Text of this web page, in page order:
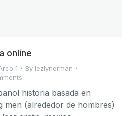
online
1 By lezlynorman
historia basada en
men (alrededor de hombres)